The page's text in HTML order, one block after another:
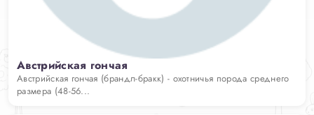
Австрийская гончая
Австрийская гончая (брандл-бракк) - охотничья порода среднего
размера (48-56...